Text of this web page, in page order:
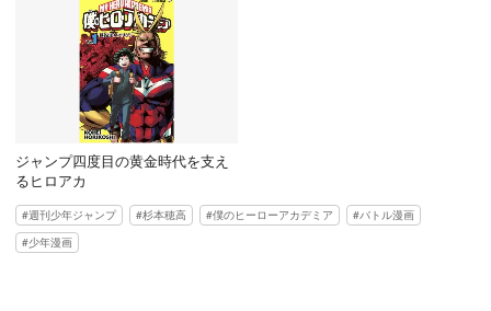
ジャンプ四度目の黄金時代を支え
るヒロアカ
週刊少年ジャンプ 杉本穂高 僕のヒーローアカデミア
バトル漫画
少年漫画